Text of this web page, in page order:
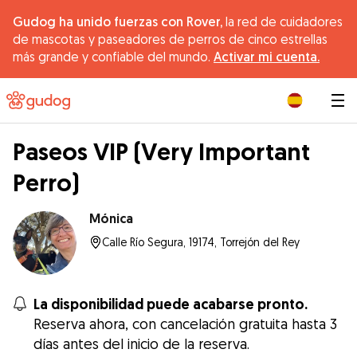
Gudog ha unido fuerzas con Rover, la red de cuidadores
de mascotas y paseadores de perros de cinco estrellas
más grande y confiable del mundo. Activar mi cuenta.
Paseos VIP (Very Important
Perro)
Mónica
Calle Río Segura, 19174, Torrejón del Rey
La disponibilidad puede acabarse pronto.
Reserva ahora, con cancelación gratuita hasta 3
días antes del inicio de la reserva.